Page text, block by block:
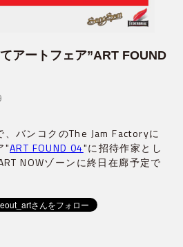
アートフェア”ART FOUND
、バンコクのThe Jam Factoryに
"ART FOUND 04"に招待作家とし
NOWゾーンに終日在廊予定で